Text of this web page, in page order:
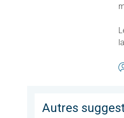
Autres